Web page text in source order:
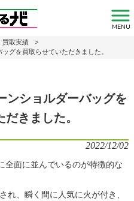
MENU
買取実績
>
グを買取らせていただきました。
ンショルダーバッグを
きました。
2022/12/02
全面に並んでいるのが特徴的な
れ、瞬く間に人気に火が付き、